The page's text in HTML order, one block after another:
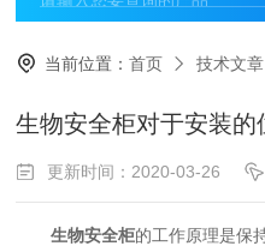
当前位置：首页 技术文章
生物安全柜对于安装
更新时间：2020-03-26
生物安全柜的工作原理是保